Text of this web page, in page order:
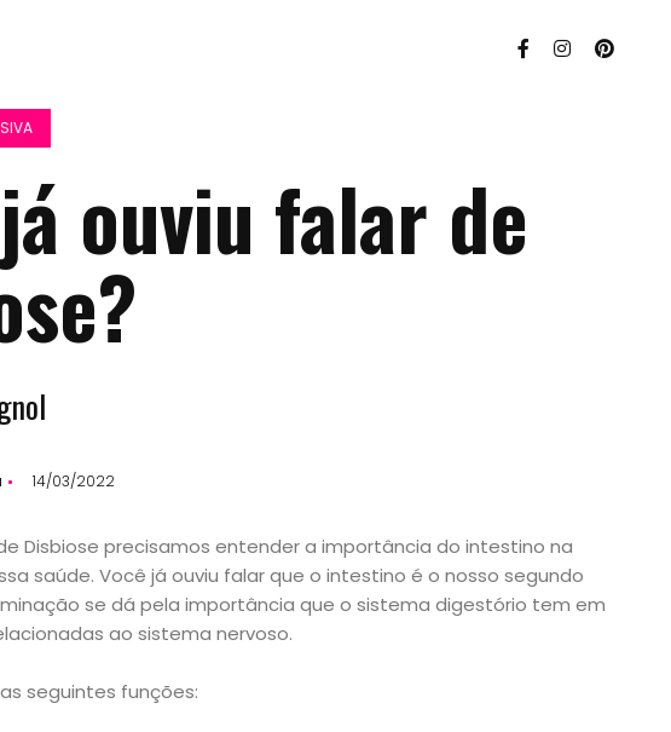
ouviu falar de
14/03/2022
Disbiose precisamos entender a importância do intestino na
saúde. Você já ouviu falar que o intestino é o nosso segundo
se dá pela importância que o sistema digestório tem em
ao sistema nervoso.
seguintes funções: